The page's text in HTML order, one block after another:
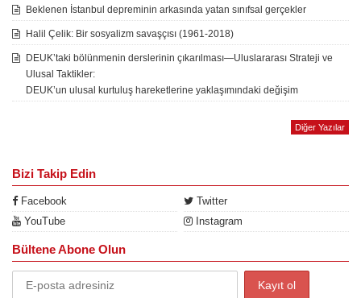
Beklenen İstanbul depreminin arkasında yatan sınıfsal gerçekler
Halil Çelik: Bir sosyalizm savaşçısı (1961-2018)
DEUK’taki bölünmenin derslerinin çıkarılması—Uluslararası Strateji ve
Ulusal Taktikler:
DEUK’un ulusal kurtuluş hareketlerine yaklaşımındaki değişim
Diğer Yazılar
Bizi Takip Edin
Facebook
Twitter
YouTube
Instagram
Bültene Abone Olun